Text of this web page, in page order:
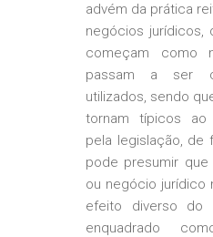
advém da prática
negócios jurídicos,
começam como
passam a ser
utilizados, sendo
tornam típicos ao
pela legislação, de
pode presumir
ou negócio jurídico
efeito diverso do
enquadrado